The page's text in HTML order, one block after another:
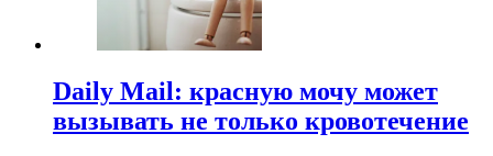
Daily Mail: красную мочу может
вызывать не только кровотечение